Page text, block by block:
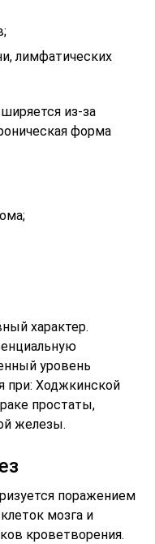
лимфатических
из-за
форма
характер.
уровень
при: Ходжкинской
простаты,
железы.
поражением
мозга и
кроветворения.